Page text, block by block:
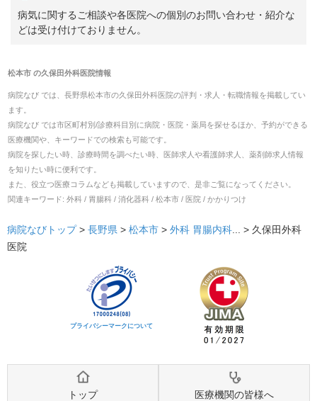
病気に関するご相談や各医院への個別のお問い合わせ・紹介な
どは受け付けておりません。
松本市の久保田外科医院情報
病院なび では、 長野県松本市の久保田外科医院の評判・求人・転職情報を掲載してい
ます。
病院なび では市区町村別/診療科目別に病院・医院・薬局を探せるほか、予約ができる
医療機関や、キーワードでの検索も可能です。
病院を探したい時、診療時間を調べたい時、医師求人や看護師求人、薬剤師求人情報
を知りたい時に便利です。
また、役立つ医療コラムなども掲載していますので、是非ご覧になってください。
関連キーワード: 外科 / 胃腸科 / 消化器科 / 松本市 / 医院 / かかりつけ
病院なびトップ > 長野県 > 松本市 > 外科 胃腸内科... > 久保田外科
医院
プライバシーマークについて
トップ 医療機関の皆様へ